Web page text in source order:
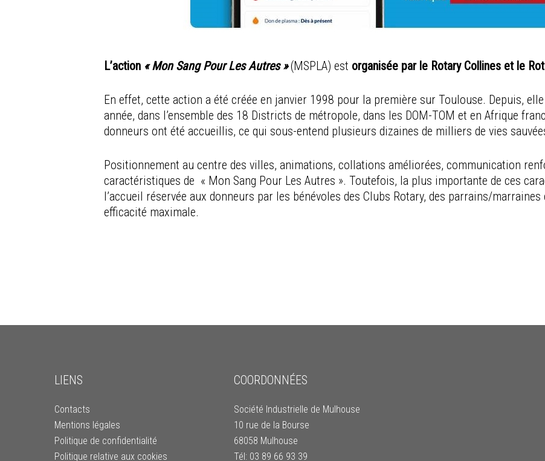
L’action « Mon Sang Pour Les Autres »(MSPLA) est organisée par le Rotary Collines et le
En effet, cette action a été créée en janvier 1998 pour la première sur Toulouse. Depuis, elle
année, dans l’ensemble des 18 Districts de métropole, dans les DOM-TOM et en Afrique
donneurs ont été accueillis, ce qui sous-entend plusieurs dizaines de milliers de vies
Positionnement au centre des villes, animations, collations améliorées, communication
caractéristiques de « Mon Sang Pour Les Autres ». Toutefois, la plus importante de ces
l’accueil réservée aux donneurs par les bénévoles des Clubs Rotary, des parrains/
efficacité maximale.
LIENS
Contacts
Mentions légales
Politique de confidentialité
Politique relative aux cookies
COORDONNÉES
Société Industrielle de Mulhouse
10 rue de la Bourse
68058 Mulhouse
Tél: 03 89 66 93 39